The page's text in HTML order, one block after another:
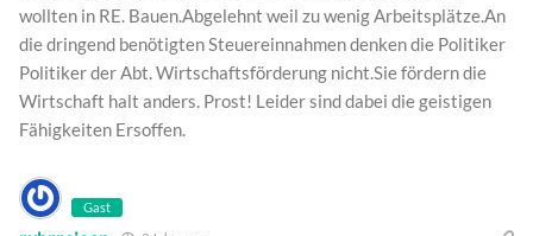
wollten in RE. Bauen.Abgelehnt weil zu wenig Arbeitsplätze.An
die dringend benötigten Steuereinnahmen denken die Politiker
Politiker der Abt. Wirtschaftsförderung nicht.Sie fördern die
Wirtschaft halt anders. Prost! Leider sind dabei die geistigen
Fähigkeiten Ersoffen.
Gast